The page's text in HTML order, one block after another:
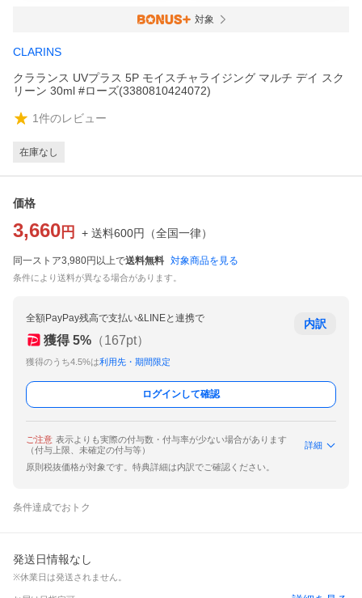
対象
CLARINS
クラランス UVプラス 5P モイスチャライジング マルチ デイ スク
リーン 30ml #ローズ(3380810424072)
1件のレビュー
在庫なし
価格
3,660 円 + 送料600円 （全国一律）
同一ストア3,980円以上で送料無料 対象商品を見る
条件により送料が異なる場合があります。
全額PayPay残高で支払い&LINEと連携で
獲得 5% （167pt）
獲得のうち4.5%は利用先・期間限定
内訳
ログインして確認
ご注意 表示よりも実際の付与数・付与率が少ない場合があります
（付与上限、未確定の付与等）
詳細
原則税抜価格が対象です。特典詳細は内訳でご確認ください。
条件達成でおトク
発送日情報なし
※休業日は発送されません。